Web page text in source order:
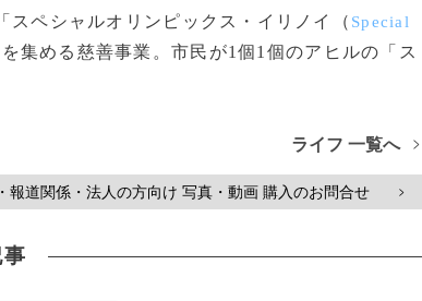
ペシャルオリンピックス・イリノイ（ Special
集める慈善事業。市民が1個1個のアヒルの「ス
ライフ 一覧へ >
報道関係・法人の方向け 写真・動画 購入のお問合せ >